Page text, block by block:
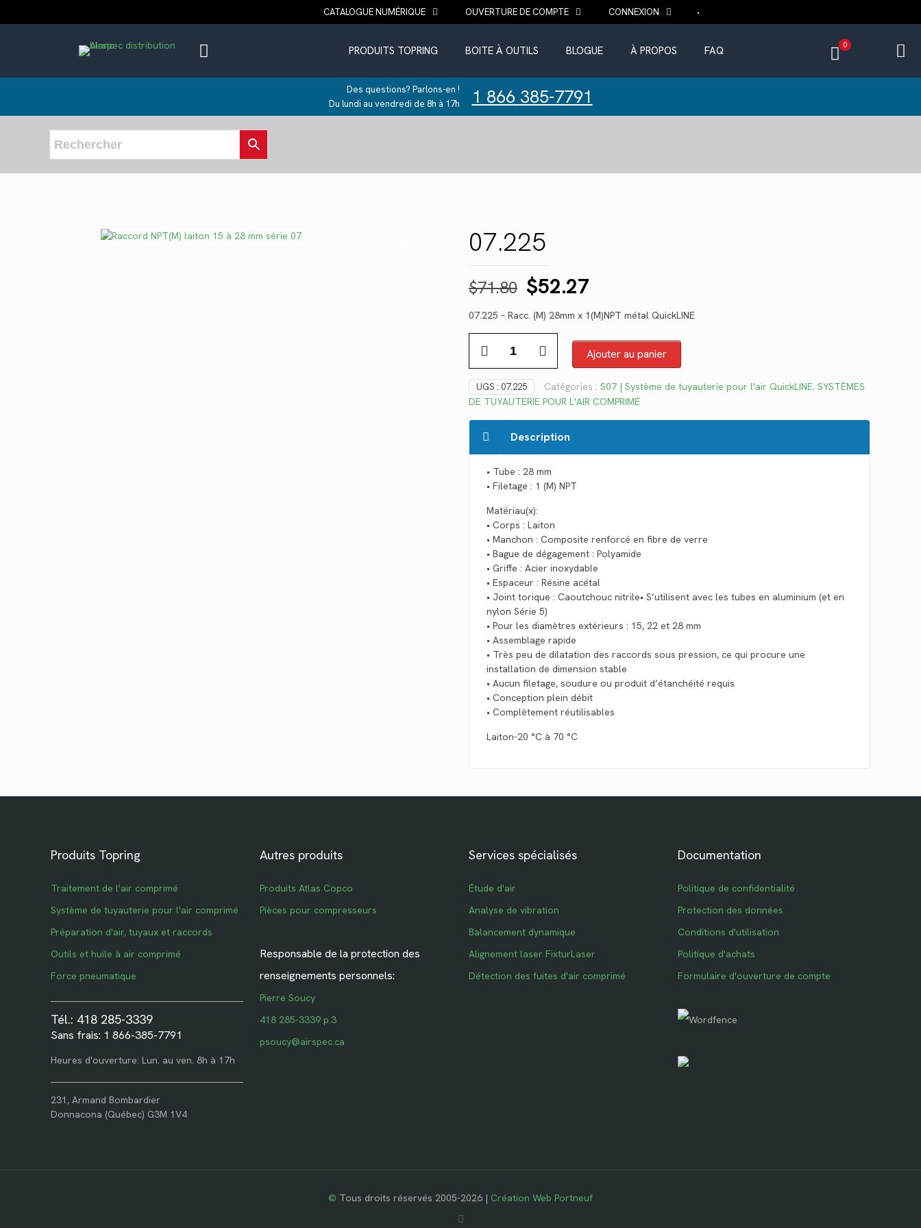
CATALOGUE NUMÉRIQUE OUVERTURE DE COMPTE CONNEXION
PRODUITS TOPRING BOITE À OUTILS BLOGUE À PROPOS FAQ 0
Des questions? Parlons-en !
Du lundi au vendredi de 8h à 17h
1 866 385-7791
07.225
$71.80 Le
prix
initial
était :
$71.80.
$52.27
prix
actuel
est :
$52.27.
07.225 – Racc. (M) 28mm x 1(M)NPT métal QuickLINE
07.225
Ajouter au panier
UGS : 07.225 Catégories : S07 | Système de tuyauterie pour l'air QuickLINE, SYSTÈMES
DE TUYAUTERIE POUR L'AIR COMPRIMÉ
Description
• Tube : 28 mm
• Filetage : 1 (M) NPT
Matériau(x):
• Corps : Laiton
• Manchon : Composite renforcé en fibre de verre
• Bague de dégagement : Polyamide
• Griffe : Acier inoxydable
• Espaceur : Résine acétal
• Joint torique : Caoutchouc nitrile• S’utilisent avec les tubes en aluminium (et en
nylon Série 5)
• Pour les diamètres extérieurs : 15, 22 et 28 mm
• Assemblage rapide
• Très peu de dilatation des raccords sous pression, ce qui procure une
installation de dimension stable
• Aucun filetage, soudure ou produit d’étanchéité requis
• Conception plein débit
• Complètement réutilisables
Laiton-20 °C à 70 °C
Produits Topring
Traitement de l'air comprimé
Système de tuyauterie pour l'air comprimé
Préparation d'air, tuyaux et raccords
Outils et huile à air comprimé
Force pneumatique
Tél.: 418 285-3339
Sans frais: 1 866-385-7791
Heures d'ouverture: Lun. au ven. 8h à 17h
231, Armand Bombardier
Donnacona (Québec) G3M 1V4
Autres produits
Produits Atlas Copco
Pièces pour compresseurs
Responsable de la protection des
renseignements personnels:
Pierre Soucy
418 285-3339 p.3
psoucy@airspec.ca
Services spécialisés
Étude d'air
Analyse de vibration
Balancement dynamique
Alignement laser FixturLaser
Détection des fuites d'air comprimé
Documentation
Politique de confidentialité
Protection des données
Conditions d'utilisation
Politique d'achats
Formulaire d'ouverture de compte
© Tous droits réservés 2005-2026 | Création Web Portneuf